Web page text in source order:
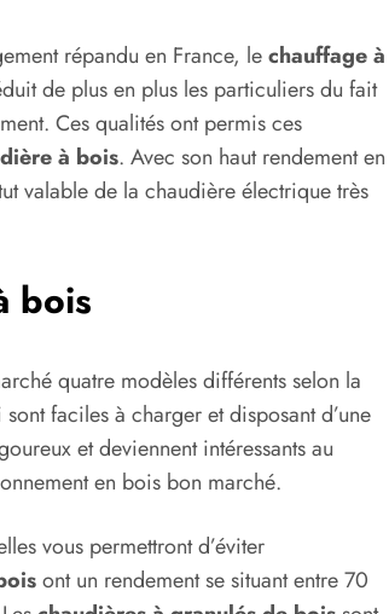
répandu en France, lechauffage à
de plus en plus les particuliers du fait
Ces qualités ont permis ces
à bois. Avec son haut rendement en
valable de la chaudière électrique très
bois
quatre modèles différents selon la
faciles à charger et disposant d’une
et deviennent intéressants au
en bois bon marché.
vous permettront d’éviter
ont un rendement se situant entre 70